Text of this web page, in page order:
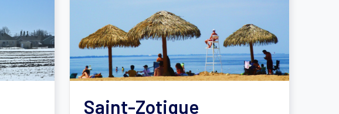
Saint-Zotique